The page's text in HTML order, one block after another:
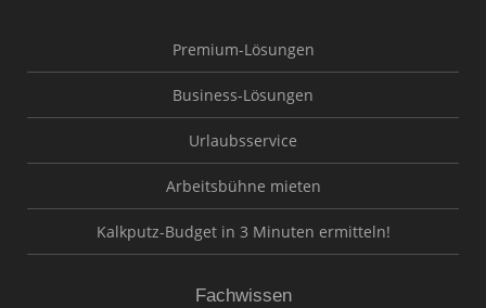
Premium-Lösungen
Business-Lösungen
Urlaubsservice
Arbeitsbühne mieten
Kalkputz-Budget in 3 Minuten ermitteln!
Fachwissen